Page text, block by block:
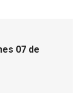
07 de